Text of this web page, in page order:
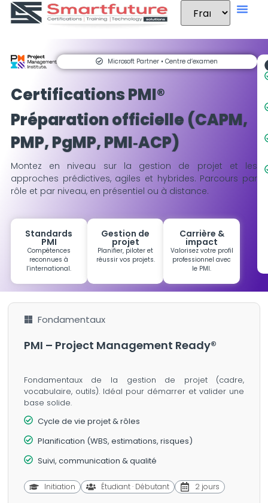
Microsoft Partner • Centre d’examen
Certifications PMI®
Préparation officielle (CAPM,
PMP, PgMP, PMI‑ACP)
Montez en niveau sur la gestion de projet et les
approches prédictives, agiles et hybrides. Parcours par
rôle et par niveau, en présentiel ou à distance.
Standards
PMI
Compétences
reconnues à
l’international.
Gestion de
projet
Planifier, piloter et
réussir vos projets.
Carrière &
impact
Valorisez votre profil
professionnel avec
le PMI.
Fondamentaux
PMI – Project Management Ready®
Fondamentaux de la gestion de projet (cadre,
vocabulaire, outils). Idéal pour démarrer et valider une
base solide.
Cycle de vie projet & rôles
Planification (WBS, estimations, risques)
Suivi, communication & qualité
Initiation Étudiant · Débutant 2 jours